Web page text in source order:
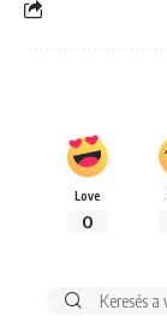
Love
0
Keresés: